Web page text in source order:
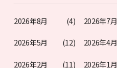
2026年8月 (4) 2026年7月
2026年5月 (12) 2026年4月
2026年2月 (11) 2026年1月